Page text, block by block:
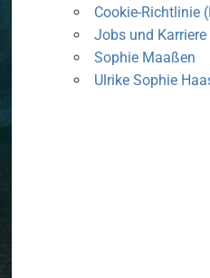
Cookie-Richtlinie
Jobs und Karriere
Sophie Maaßen
Ulrike Sophie